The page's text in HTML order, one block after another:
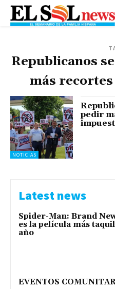
Republicanos
más
NOTICIAS
pedir
Latest news
Spider-Man: Brand
es la película más
año
EVENTOS